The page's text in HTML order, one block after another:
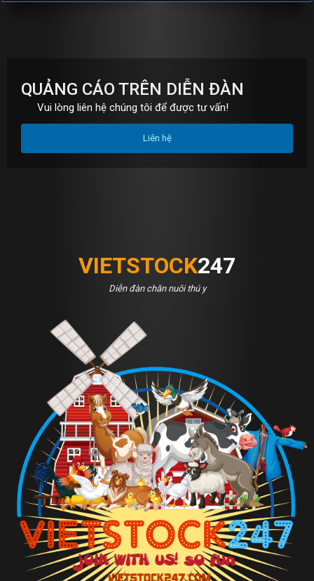
QUẢNG CÁO TRÊN DIỄN ĐÀN
Vui lòng liên hệ chúng tôi để được tư vấn!
Liên hệ
VIETSTOCK247
Diễn đàn chăn nuôi thú y